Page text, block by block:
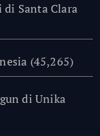
di Santa Clara
(45,265)
di Unika